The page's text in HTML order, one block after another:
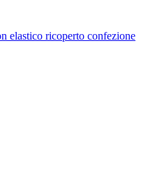
elastico ricoperto confezione